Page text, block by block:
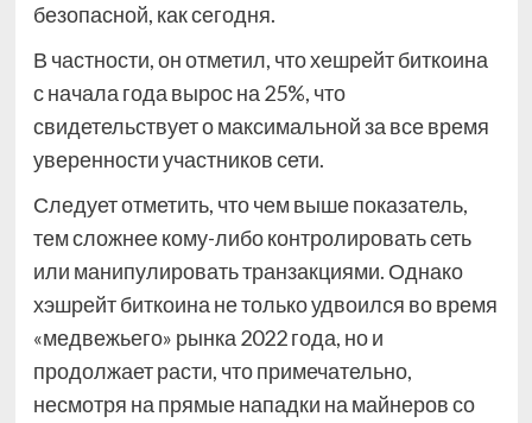
безопасной, как сегодня.
В частности, он отметил, что хешрейт биткоина
с начала года вырос на 25%, что
свидетельствует о максимальной за все время
уверенности участников сети.
Следует отметить, что чем выше показатель,
тем сложнее кому-либо контролировать сеть
или манипулировать транзакциями. Однако
хэшрейт биткоина не только удвоился во время
«медвежьего» рынка 2022 года, но и
продолжает расти, что примечательно,
несмотря на прямые нападки на майнеров со